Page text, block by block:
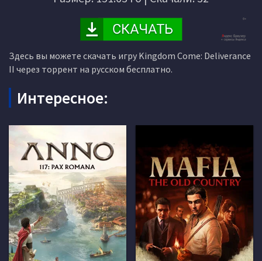
Здесь вы можете скачать игру Kingdom Come: Deliverance
II через торрент на русском бесплатно.
Интересное: